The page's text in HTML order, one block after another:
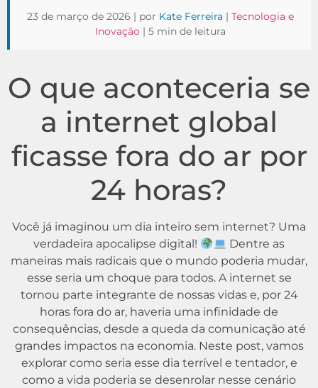
23 de março de 2026 | por Kate Ferreira | Tecnologia e
Inovação | 5 min de leitura
O que aconteceria se
a internet global
ficasse fora do ar por
24 horas?
Você já imaginou um dia inteiro sem internet? Uma
verdadeira apocalipse digital!
Dentre as
maneiras mais radicais que o mundo poderia mudar,
esse seria um choque para todos. A internet se
tornou parte integrante de nossas vidas e, por 24
horas fora do ar, haveria uma infinidade de
consequências, desde a queda da comunicação até
grandes impactos na economia. Neste post, vamos
explorar como seria esse dia terrível e tentador, e
como a vida poderia se desenrolar nesse cenário